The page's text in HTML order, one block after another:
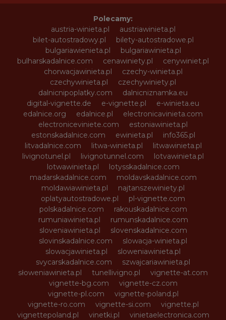
Polecamy:
austria-winieta.pl
austriawinieta.pl
bilet-autostradowy.pl
bilety-autostradowe.pl
bulgariawienieta.pl
bulgariawinieta.pl
bulharskadalnice.com
cenawiniety.pl
cenywiniet.pl
chorwacjawinieta.pl
czechy-winieta.pl
czechywinieta.pl
czechywiniety.pl
dalnicnipoplatky.com
dalnicniznamka.eu
digital-vignette.de
e-vignette.pl
e-winieta.eu
edalnice.org
edalnice.pl
electronicavinieta.com
electroniceviniete.com
estoniawinieta.pl
estonskadalnice.com
ewinieta.pl
info365.pl
litvadalnice.com
litwa-winieta.pl
litwawinieta.pl
livignotunel.pl
livignotunnel.com
lotvawinieta.pl
lotwawinieta.pl
lotysskadalnice.com
madarskadalnice.com
moldavskadalnice.com
moldawiawinieta.pl
najtanszewiniety.pl
oplatyautostradowe.pl
pl-vignette.com
polskadalnice.com
rakouskadalnice.com
rumuniawinieta.pl
rumunskadalnice.com
sloveniawinieta.pl
slovenskadalnice.com
slovinskadalnice.com
slowacja-winieta.pl
slowacjawinieta.pl
sloweniawinieta.pl
svycarskadalnice.com
szwajcariawinieta.pl
słoweniawinieta.pl
tunellivigno.pl
vignette-at.com
vignette-bg.com
vignette-cz.com
vignette-pl.com
vignette-poland.pl
vignette-ro.com
vignette-si.com
vignette.pl
vignettepoland.pl
vinetki.pl
vinietaelectronica.com